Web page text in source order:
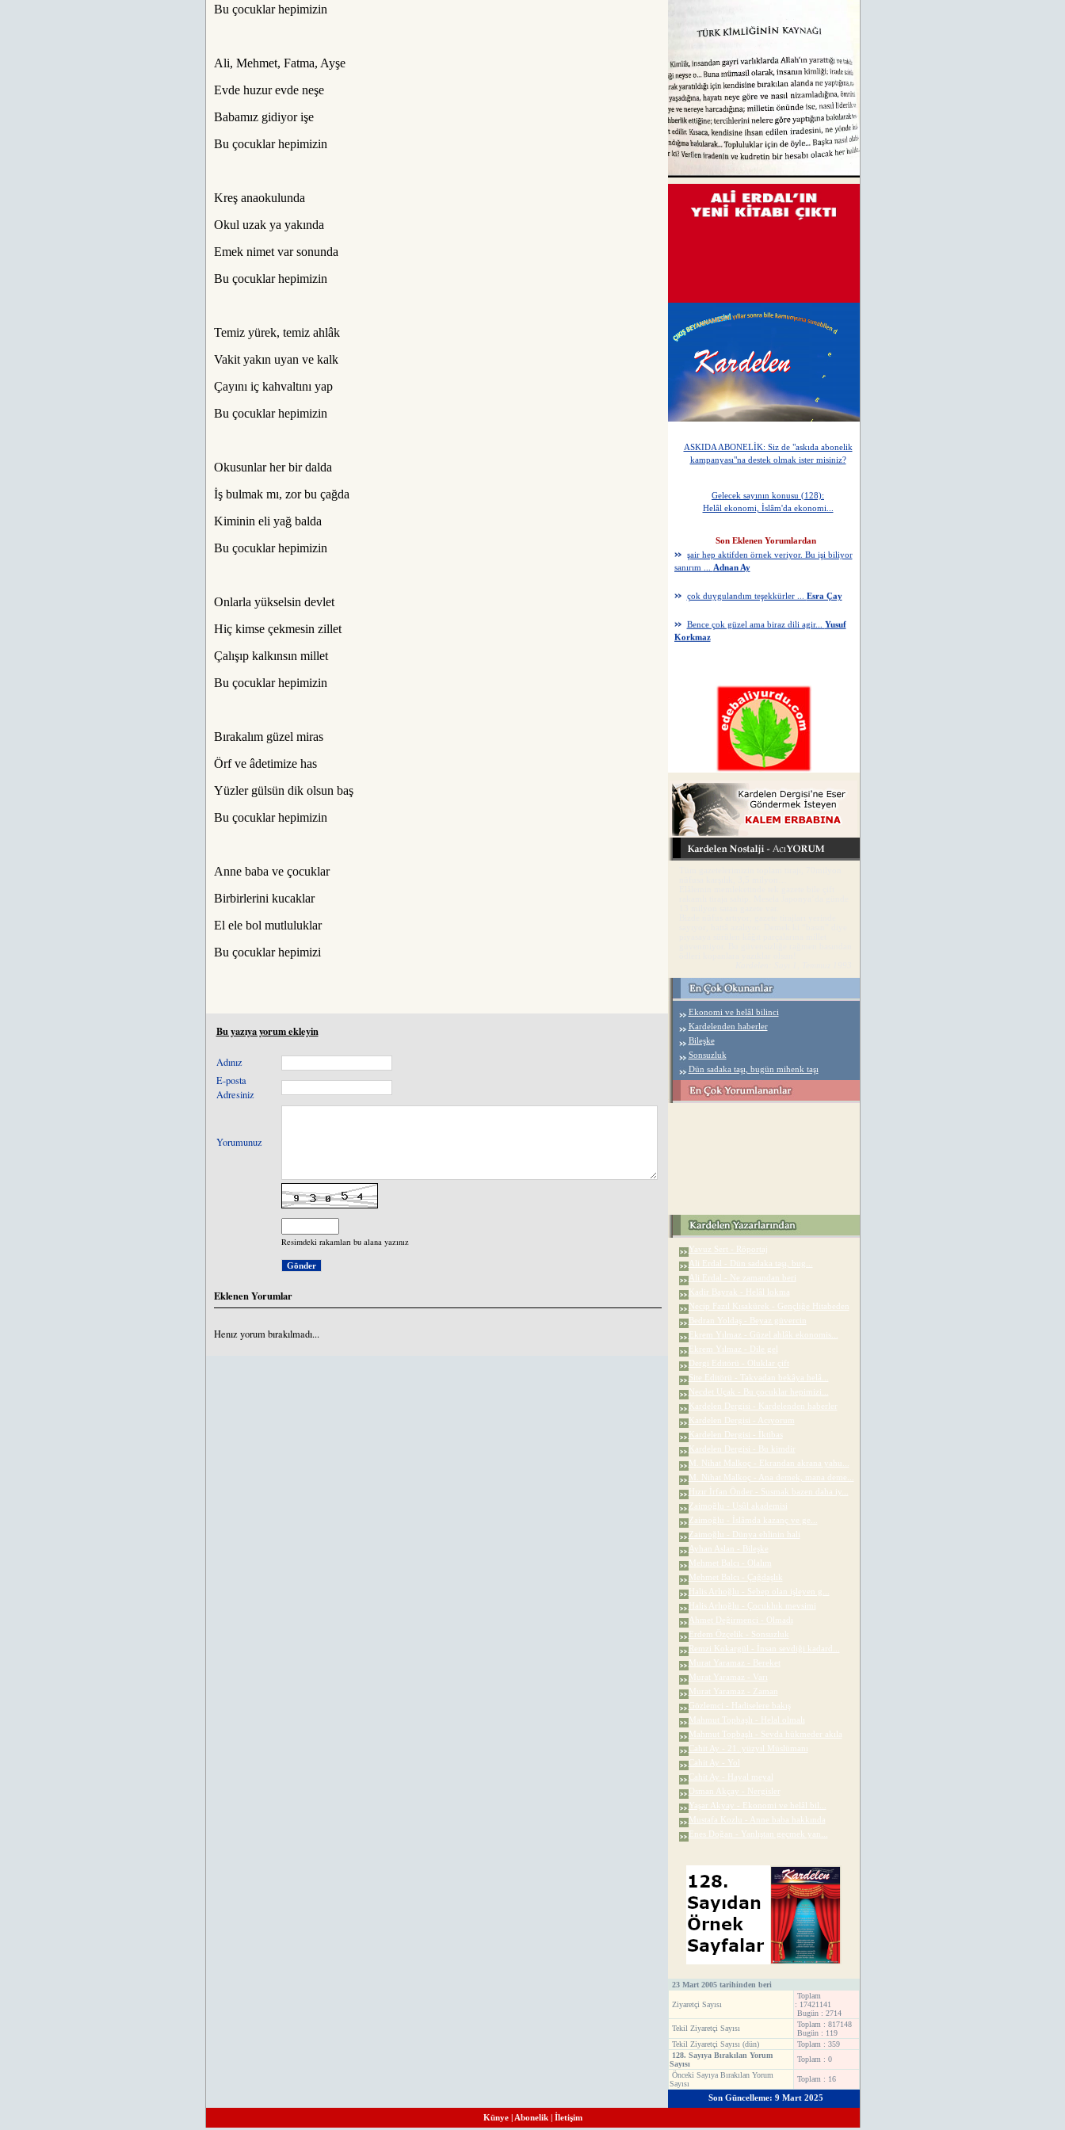
Bu çocuklar hepimizin
Ali, Mehmet, Fatma, Ayşe
Evde huzur evde neşe
Babamız gidiyor işe
Bu çocuklar hepimizin
Kreş anaokulunda
Okul uzak ya yakında
Emek nimet var sonunda
Bu çocuklar hepimizin
Temiz yürek, temiz ahlâk
Vakit yakın uyan ve kalk
Çayını iç kahvaltını yap
Bu çocuklar hepimizin
Okusunlar her bir dalda
İş bulmak mı, zor bu çağda
Kiminin eli yağ balda
Bu çocuklar hepimizin
Onlarla yükselsin devlet
Hiç kimse çekmesin zillet
Çalışıp kalkınsın millet
Bu çocuklar hepimizin
Bırakalım güzel miras
Örf ve âdetimize has
Yüzler gülsün dik olsun baş
Bu çocuklar hepimizin
Anne baba ve çocuklar
Birbirlerini kucaklar
El ele bol mutluluklar
Bu çocuklar hepimizi
Bu yazıya yorum ekleyin
Adınız
E-posta
Adresiniz
Yorumunuz
Resimdeki rakamları bu alana yazınız
Eklenen Yorumlar
Henız yorum bırakılmadı...
ASKIDA ABONELİK: Siz de "askıda abonelik
kampanyası"na destek olmak ister misiniz?
Gelecek sayının konusu (128):
Helâl ekonomi, İslâm'da ekonomi...
Son Eklenen Yorumlardan
şair hep aktifden örnek veriyor. Bu işi biliyor
sanırım ...Adnan Ay
Korkmaz
Ekonomi ve helâl bilinci
Kardelenden haberler
Bileşke
Sonsuzluk
Dün sadaka taşı, bugün mihenk taşı
Yavuz Sert - Röportaj
Ali Erdal - Dün sadaka taşı, bug...
Ali Erdal - Ne zamandan beri
Kadir Bayrak - Helâl lokma
Necip Fazıl Kısakürek - Gençliğe Hitabeden
Bedran Yoldaş - Beyaz güvercin
Ekrem Yılmaz - Güzel ahlâk ekonomis...
Ekrem Yılmaz - Dile gel
Dergi Editörü - Oluklar çift
Site Editörü - Takvadan bekâya helâ...
Necdet Uçak - Bu çocuklar hepimizi...
Kardelen Dergisi - Kardelenden haberler
Kardelen Dergisi - Acıyorum
Kardelen Dergisi - İktibas
Kardelen Dergisi - Bu kimdir
M. Nihat Malkoç - Ekrandan akrana yahu...
M. Nihat Malkoç - Ana demek, mana deme...
Hızır İrfan Önder - Susmak bazen daha iy...
Zaimoğlu - Usûl akademisi
Zaimoğlu - İslâmda kazanç ve ge...
Zaimoğlu - Dünya ehlinin hali
Ayhan Aslan - Bileşke
Mehmet Balcı - Olalım
Mehmet Balcı - Çağdaşlık
Halis Arlıoğlu - Sebep olan işleyen g...
Halis Arlıoğlu - Çocukluk mevsimi
Ahmet Değirmenci - Olmadı
Erdem Özçelik - Sonsuzluk
Remzi Kokargül - İnsan sevdiği kadard...
Murat Yaramaz - Bereket
Murat Yaramaz - Varı
Murat Yaramaz - Zaman
Gözlemci - Hadiselere bakış
Mahmut Topbaşlı - Helal olmalı
Mahmut Topbaşlı - Sevda hükmeder akıla
Cahit Ay - 21. yüzyıl Müslümanı
Cahit Ay - Yol
Cahit Ay - Hayal meyal
Osman Akçay - Nergisler
Yaşar Akyay - Ekonomi ve helâl bil...
Mustafa Kozlu - Anne baba hakkında
Enes Doğan - Yanlıştan geçmek yan...
23 Mart 2005 tarihinden beri
Ziyaretçi Sayısı
Toplam
: 17421141
Bugün : 2714
Tekil Ziyaretçi Sayısı
Toplam : 817148
Bugün : 119
Tekil Ziyaretçi Sayısı (dün)
Toplam : 359
128. Sayıya Bırakılan Yorum
Sayısı
Toplam : 0
Önceki Sayıya Bırakılan Yorum
Sayısı
Toplam : 16
Son Güncelleme: 9 Mart 2025
Künye| Abonelik| İletişim